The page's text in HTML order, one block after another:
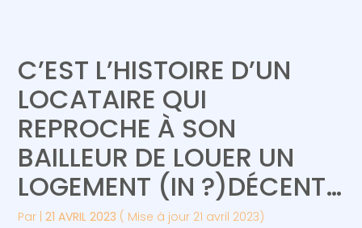
Gérer votre quotidien
Piloter votre entreprise
Développer votre entreprise
Construire votre patrimoine
Suivre votre comptabilité
Gérer vos ressources humaines
C’EST L’HISTOIRE D’UN
LOCATAIRE QUI
REPROCHE À SON
BAILLEUR DE LOUER UN
LOGEMENT (IN ?)DÉCENT…
Par |21 AVRIL 2023 ( Mise à jour 21 avril 2023)